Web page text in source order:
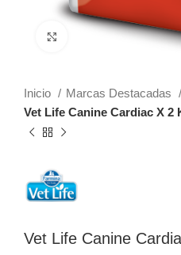
Click to enlarge
Inicio Marcas Destacadas
Vet Life Canine Cardiac X 2
Vet Life Canine